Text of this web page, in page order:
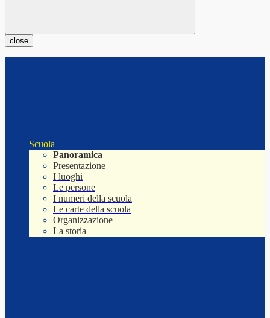
close
Scuola
Panoramica
Presentazione
I luoghi
Le persone
I numeri della scuola
Le carte della scuola
Organizzazione
La storia